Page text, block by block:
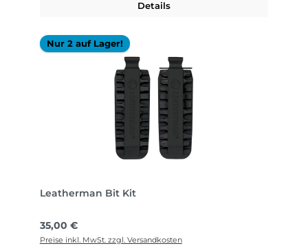
Details
Nur 2 auf Lager!
Leatherman Bit Kit
Regulärer Preis:
35,00 €
Preise inkl. MwSt. zzgl. Versandkosten